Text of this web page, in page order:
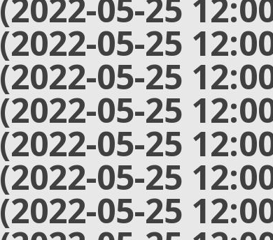
(2022-05-25
(2022-05-25
(2022-05-25
(2022-05-25
(2022-05-25
(2022-05-25
(2022-05-25